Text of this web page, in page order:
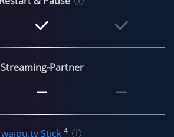
Streaming-Partner
waipu.tv Stick 4